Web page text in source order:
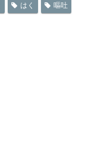
はく 嘔吐